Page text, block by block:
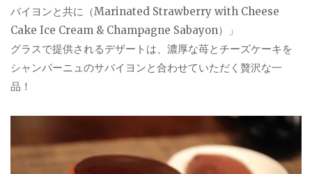
バイヨンと共に（Marinated Strawberry with Cheese
Cake Ice Cream & Champagne Sabayon）」
グラスで提供されるデザートは、濃厚な苺とチーズケーキを
シャンパーニュのサバイヨンと合わせていただく贅沢な一
品！